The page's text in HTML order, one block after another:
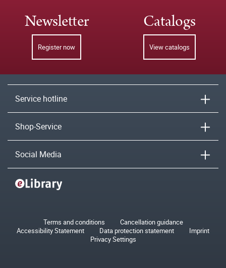
Newsletter
Register now
Catalogs
View catalogs
Service hotline
Shop-Service
Social Media
Terms and conditions
Cancellation guidance
Accessibility Statement
Data protection statement
Imprint
Privacy Settings